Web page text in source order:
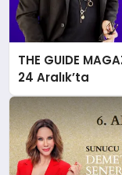
THE GUIDE
24 Aralık’ta